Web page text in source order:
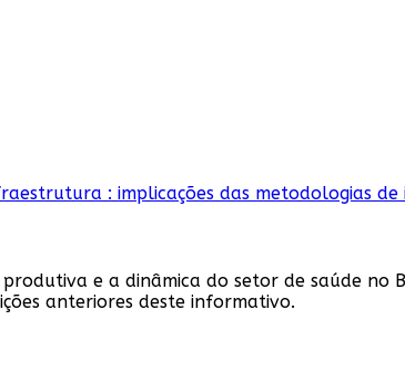
e a dinâmica do setor de saúde no
anteriores deste informativo.